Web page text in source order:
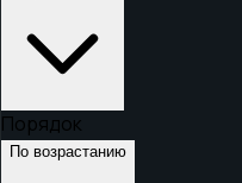
Порядок
По возрастанию